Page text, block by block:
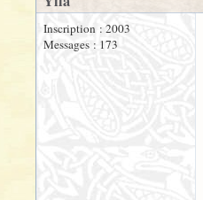
Inscription : 2003
Messages : 173